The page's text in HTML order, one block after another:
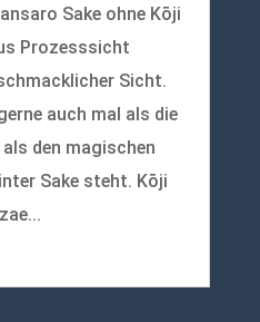
Sake ohne Kōji
Prozesssicht
Sicht.
auch mal als die
den magischen
Sake steht. Kōji